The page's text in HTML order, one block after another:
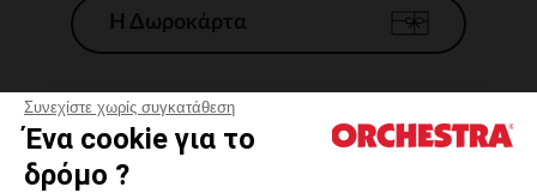
Συνεχίστε χωρίς συγκατάθεση
Ένα cookie για το
δρόμο ?
Η Δωροκάρτα
Γενικοί 'Οροι Πώλησης